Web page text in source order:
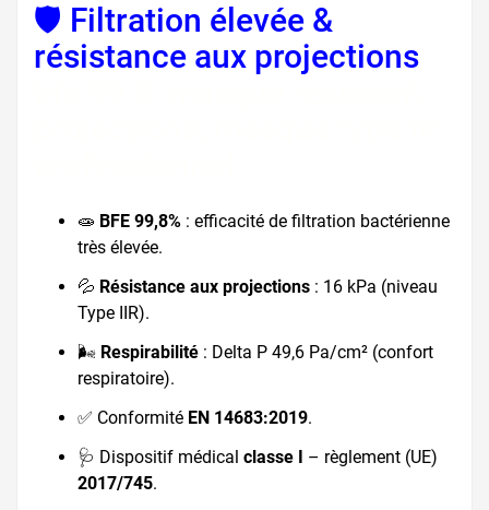
🛡️ Filtration élevée &
résistance aux projections
🧫 BFE 99,8% : efficacité de filtration bactérienne
très élevée.
💦 Résistance aux projections : 16 kPa (niveau
Type IIR).
🌬️ Respirabilité : Delta P 49,6 Pa/cm² (confort
respiratoire).
✅ Conformité EN 14683:2019.
🩺 Dispositif médical classe I – règlement (UE)
2017/745.